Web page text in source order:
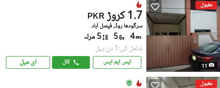
مقبول
11
PKR 1.7 کروڑ
سرگودھا روڈ, فیصل آباد
4
5 5 مرلہ
شامل کی:1 دن پہل
ایس ایم ایس کال ای میل
مقبول